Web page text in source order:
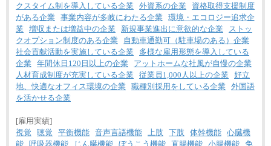
クスタイム制を導入している企業 外資系の企業
資格取得支援制度
がある企業 事業内容が多岐にわたる企業 環境・エコロジー追求企
業 増収または増益中の企業 新規事業進出に意欲的な企業
ストッ
クオプション制度のある企業
自動車通勤可（駐車場のある）企業
社会貢献活動を実施している企業
多様な雇用形態を導入している
企業 年間休日120日以上の企業
アットホームな社風が自慢の企業
人材育成制度が充実している企業 従業員1,000人以上の企業 好立
地、快適なオフィス環境の企業 職種別採用をしている企業 外国語
を活かせる企業
[雇用実績]
視覚
聴覚 平衡機能 音声言語機能 上肢 下肢 体幹機能 心臓機
能 呼吸器機能 じん臓機能 ぼうこう機能 直腸機能 小腸機能 免